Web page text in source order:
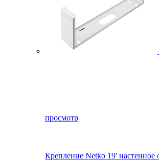
просмотр
Крепление Netko 19' настенное